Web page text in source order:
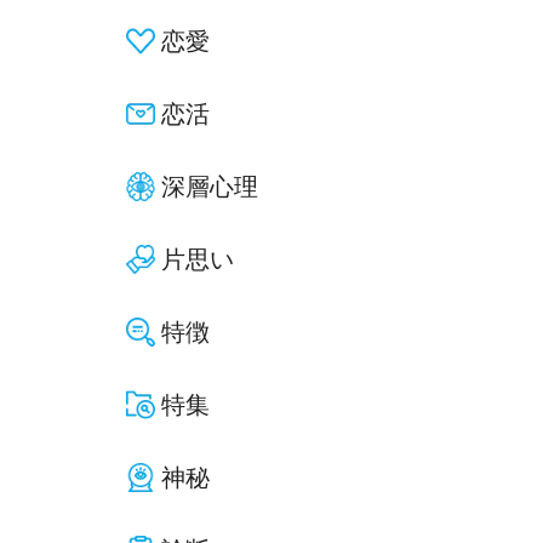
恋愛
恋活
深層心理
片思い
特徴
特集
神秘